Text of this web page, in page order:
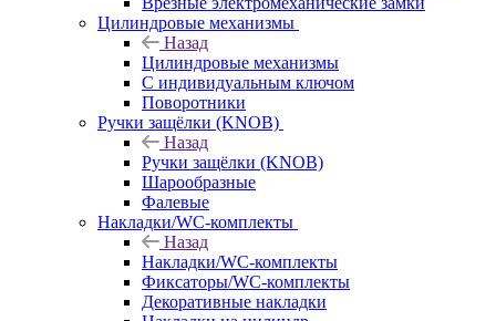
Цилиндровые механизмы
Назад
Цилиндровые механизмы
С индивидуальным ключом
Поворотники
Ручки защёлки (KNOB)
Назад
Ручки защёлки (KNOB)
Шарообразные
Фалевые
Накладки/WC-комплекты
Назад
Накладки/WC-комплекты
Фиксаторы/WC-комплекты
Декоративные накладки